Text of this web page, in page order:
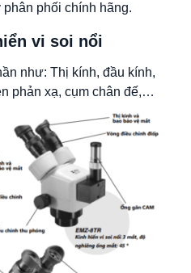
phối chính hãng.
vi soi nổi
như: Thị kính, đầu kính,
phản xạ, cụm chân đế,…